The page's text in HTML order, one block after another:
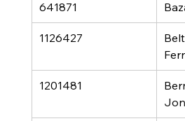
641871
1126427
1201481